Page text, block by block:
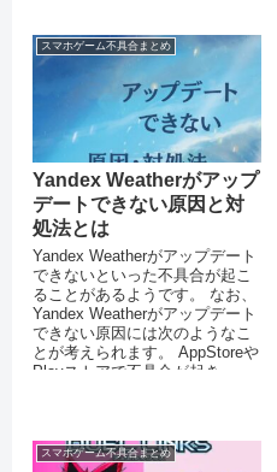
スマホゲーム不具合まとめ
Yandex Weatherがアップ
デートできない原因と対
処法とは
Yandex Weatherがアップデート
できないといった不具合が起こ
ることがあるようです。 なお、
Yandex Weatherがアップデート
できない原因には次のようなこ
とが考えられます。 AppStoreや
Playストアで不具合が起き...
スマホゲーム不具合まとめ